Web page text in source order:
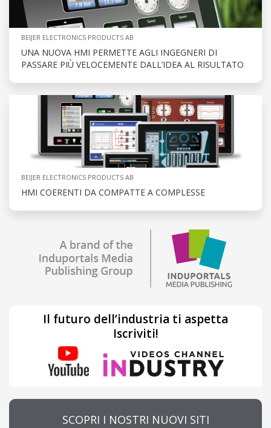
BEIJER ELECTRONICS PRODUCTS AB
UNA NUOVA HMI PERMETTE AGLI INGEGNERI DI
PASSARE PIÙ VELOCEMENTE DALL’IDEA AL RISULTATO
BEIJER ELECTRONICS PRODUCTS AB
HMI COERENTI DA COMPATTE A COMPLESSE
Il futuro dell’industria ti aspetta
Iscriviti!
SCOPRI I NOSTRI NUOVI SITI